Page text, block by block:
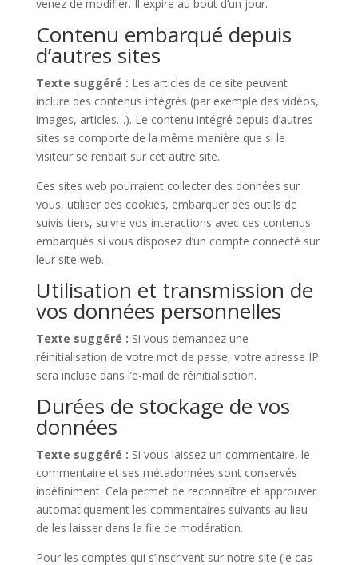
venez de modifier. Il expire au bout d’un jour.
Contenu embarqué depuis
d’autres sites
Texte suggéré : Les articles de ce site peuvent
inclure des contenus intégrés (par exemple des vidéos,
images, articles…). Le contenu intégré depuis d’autres
sites se comporte de la même manière que si le
visiteur se rendait sur cet autre site.
Ces sites web pourraient collecter des données sur
vous, utiliser des cookies, embarquer des outils de
suivis tiers, suivre vos interactions avec ces contenus
embarqués si vous disposez d’un compte connecté sur
leur site web.
Utilisation et transmission de
vos données personnelles
Texte suggéré : Si vous demandez une
réinitialisation de votre mot de passe, votre adresse IP
sera incluse dans l’e-mail de réinitialisation.
Durées de stockage de vos
données
Texte suggéré : Si vous laissez un commentaire, le
commentaire et ses métadonnées sont conservés
indéfiniment. Cela permet de reconnaître et approuver
automatiquement les commentaires suivants au lieu
de les laisser dans la file de modération.
Pour les comptes qui s’inscrivent sur notre site (le cas